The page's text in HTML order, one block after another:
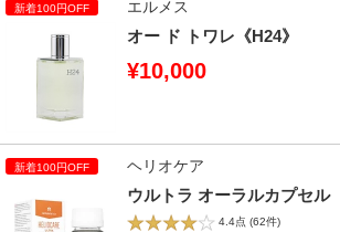
エルメス
オー ド トワレ《H24》
¥10,000
ヘリオケア
ウルトラ オーラルカプセル
4.4点 (62件)